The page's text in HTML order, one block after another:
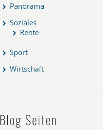
Panorama
Soziales
Rente
Sport
Wirtschaft
Blog Seiten